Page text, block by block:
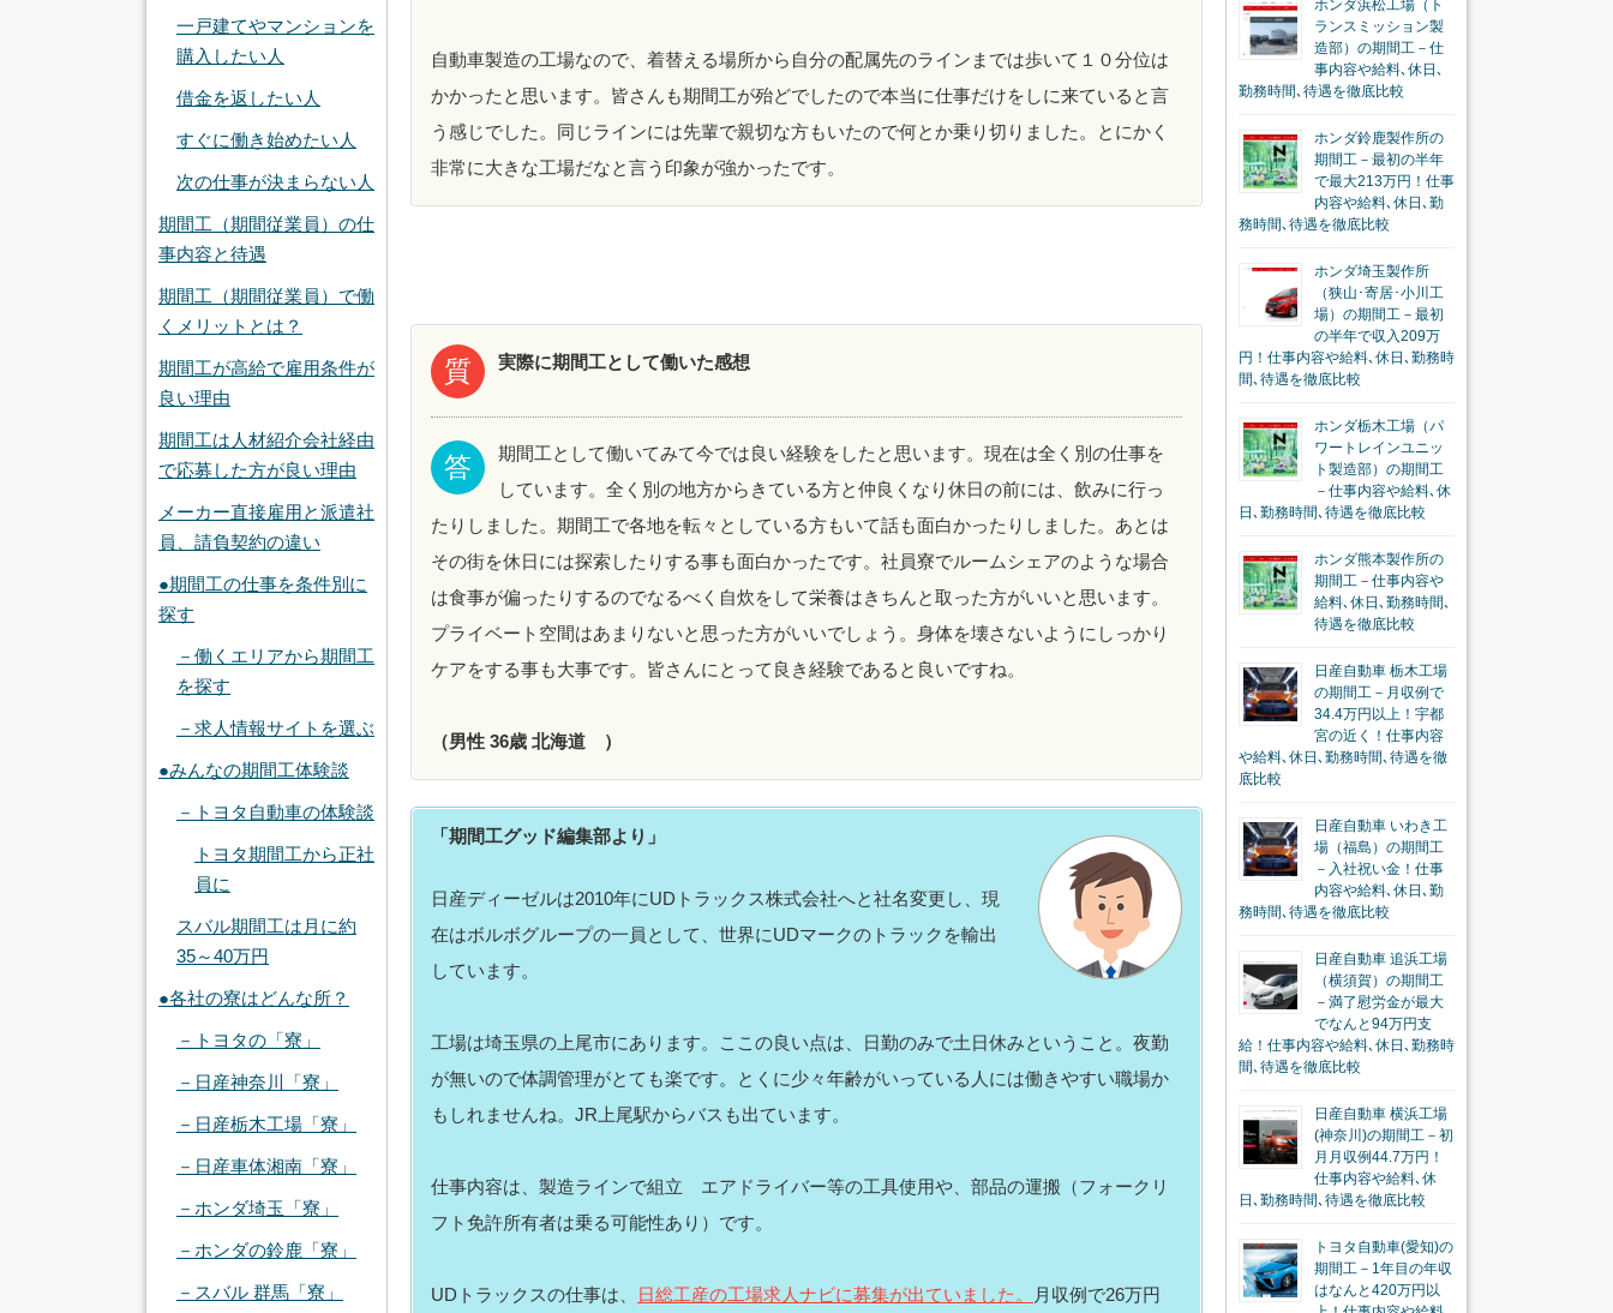
自動車製造の工場なので、着替える場所から自分の配属先のラインまでは歩いて１０分位は
かかったと思います。皆さんも期間工が殆どでしたので本当に仕事だけをしに来ていると言
う感じでした。同じラインには先輩で親切な方もいたので何とか乗り切りました。とにかく
非常に大きな工場だなと言う印象が強かったです。
質 実際に期間工として働いた感想
答
期間工として働いてみて今では良い経験をしたと思います。現在は全く別の仕事を
しています。全く別の地方からきている方と仲良くなり休日の前には、飲みに行っ
たりしました。期間工で各地を転々としている方もいて話も面白かったりしました。あとは
その街を休日には探索したりする事も面白かったです。社員寮でルームシェアのような場合
は食事が偏ったりするのでなるべく自炊をして栄養はきちんと取った方がいいと思います。
プライベート空間はあまりないと思った方がいいでしょう。身体を壊さないようにしっかり
ケアをする事も大事です。皆さんにとって良き経験であると良いですね。
（男性 36歳 北海道 ）
「期間工グッド編集部より」
日産ディーゼルは2010年にUDトラックス株式会社へと社名変更し、現
在はボルボグループの一員として、世界にUDマークのトラックを輸出
しています。
工場は埼玉県の上尾市にあります。ここの良い点は、日勤のみで土日休みということ。夜勤
が無いので体調管理がとても楽です。とくに少々年齢がいっている人には働きやすい職場か
もしれませんね。JR上尾駅からバスも出ています。
仕事内容は、製造ラインで組立 エアドライバー等の工具使用や、部品の運搬（フォークリ
フト免許所有者は乗る可能性あり）です。
UDトラックスの仕事は、 日総工産の工場求人ナビに募集が出ていました。 月収例で26万円
一戸建てやマンションを
購入したい人
借金を返したい人
すぐに働き始めたい人
次の仕事が決まらない人
期間工（期間従業員）の仕
事内容と待遇
期間工（期間従業員）で働
くメリットとは？
期間工が高給で雇用条件が
良い理由
期間工は人材紹介会社経由
で応募した方が良い理由
メーカー直接雇用と派遣社
員、請負契約の違い
●期間工の仕事を条件別に
探す
－働くエリアから期間工
を探す
－求人情報サイトを選ぶ
●みんなの期間工体験談
－トヨタ自動車の体験談
トヨタ期間工から正社
員に
スバル期間工は月に約
35～40万円
●各社の寮はどんな所？
－トヨタの「寮」
－日産神奈川「寮」
－日産栃木工場「寮」
－日産車体湘南「寮」
－ホンダ埼玉「寮」
－ホンダの鈴鹿「寮」
－スバル 群馬「寮」
ホンダ浜松工場（ト
ランスミッション製
造部）の期間工－仕
事内容や給料､休日､
勤務時間､待遇を徹底比較
ホンダ鈴鹿製作所の
期間工－最初の半年
で最大213万円！仕事
内容や給料､休日､勤
務時間､待遇を徹底比較
ホンダ埼玉製作所
（狭山･寄居･小川工
場）の期間工－最初
の半年で収入209万
円！仕事内容や給料､休日､勤務時
間､待遇を徹底比較
ホンダ栃木工場（パ
ワートレインユニッ
ト製造部）の期間工
－仕事内容や給料､休
日､勤務時間､待遇を徹底比較
ホンダ熊本製作所の
期間工－仕事内容や
給料､休日､勤務時間､
待遇を徹底比較
日産自動車 栃木工場
の期間工－月収例で
34.4万円以上！宇都
宮の近く！仕事内容
や給料､休日､勤務時間､待遇を徹
底比較
日産自動車 いわき工
場（福島）の期間工
－入社祝い金！仕事
内容や給料､休日､勤
務時間､待遇を徹底比較
日産自動車 追浜工場
（横須賀）の期間工
－満了慰労金が最大
でなんと94万円支
給！仕事内容や給料､休日､勤務時
間､待遇を徹底比較
日産自動車 横浜工場
(神奈川)の期間工－初
月月収例44.7万円！
仕事内容や給料､休
日､勤務時間､待遇を徹底比較
トヨタ自動車(愛知)の
期間工－1年目の年収
はなんと420万円以